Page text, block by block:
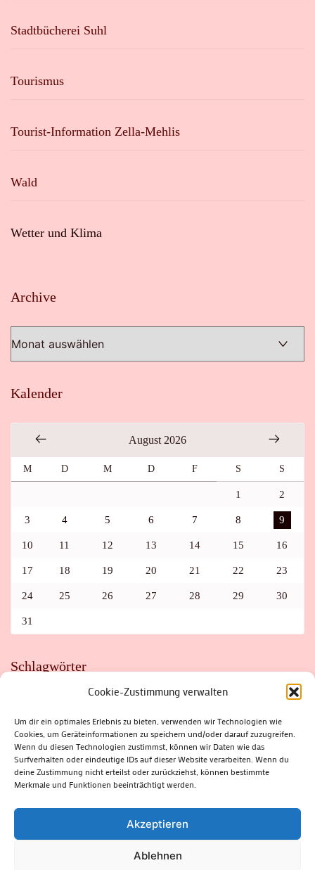
Cookie-Zustimmung verwalten
Um dir ein optimales Erlebnis zu bieten, verwenden wir Technologien wie
Cookies, um Geräteinformationen zu speichern und/oder darauf zuzugreifen.
Wenn du diesen Technologien zustimmst, können wir Daten wie das
Surfverhalten oder eindeutige IDs auf dieser Website verarbeiten. Wenn du
deine Zustimmung nicht erteilst oder zurückziehst, können bestimmte
Merkmale und Funktionen beeinträchtigt werden.
Akzeptieren
Ablehnen
Stadtbücherei Suhl
Tourismus
Tourist-Information Zella-Mehlis
Wald
Wetter und Klima
Archive
Kalender
August 2026
M D M D F S S
1 2
3 4 5 6 7 8 9
10 11 12 13 14 15 16
17 18 19 20 21 22 23
24 25 26 27 28 29 30
31
Schlagwörter
FAHRRAD
FLOHMARKT FOLK GEWINNSPIEL
HITZE
HITZEFALLE AUTO
IRISH DANCE JAZZ
KABARETT
KINDER
KIRMES KLASSIK
KLEINE SUHLER REIHE
KRIMI
KULTUR LESUNG LOTTO
MEININGEN
PARASITEN
PILZE SCHLEUSINGEN
SCHULWEG
SOMMERFERIEN
SPORT SRH
STADTFEST
STADTMARKETING
STRASSENSPERRUNG
SUHL
SUHLER FRÜHLING
SUHLER STADTMARKETING
THÜRINGER WALD
ZELLA-MEHLIS